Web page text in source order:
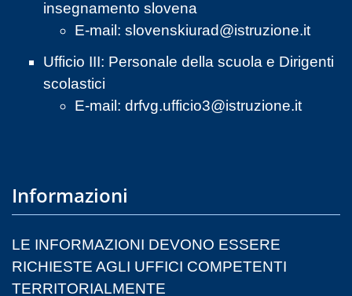
insegnamento slovena
E-mail: slovenskiurad@istruzione.it
Ufficio III: Personale della scuola e Dirigenti
scolastici
E-mail: drfvg.ufficio3@istruzione.it
Informazioni
LE INFORMAZIONI DEVONO ESSERE
RICHIESTE AGLI UFFICI COMPETENTI
TERRITORIALMENTE